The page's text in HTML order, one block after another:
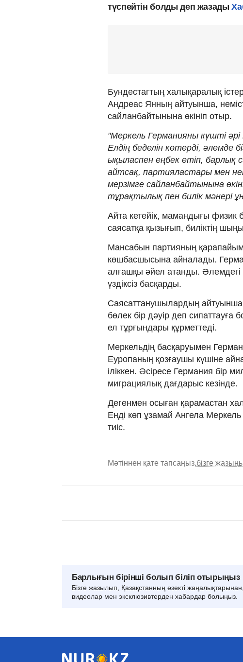
түспейтін болды деп жазады
Бундестагтың халықаралық
Андреас Янның айтуынша,
сайланбайтынына өкініп отыр.
"Меркель Германияны күшті
Елдің беделін көтерді, әлемде
ықыласпен еңбек етіп,
айтсақ, партияластары мен
мерзімге сайланбайтынына
тұрақтылық пен билік мәнері
Айта кетейік, мамандығы физик
саясатқа қызығып, биліктің
Мансабын партияның
көшбасшысына айналады.
алғашқы әйел атанды. Әлемдегі
үздіксіз басқарды.
Саясаттанушылардың айтуынша,
бөлек бір дәуір деп
ел тұрғындары құрметтеді.
Меркельдің басқаруымен
Еуропаның қозғаушы күшіне
іліккен. Әсіресе Германия бір
миграциялық дағдарыс кезінде.
Дегенмен осыған қарамастан
Енді көп ұзамай Ангела Меркель
тиіс.
Мәтіннен қате тапсаңыз,бізге
Барлығын бірінші болып біліп отырыңыз
Бізге жазылып, Қазақстанның өзекті
видеолар мен эксклюзивтерден хабардар болыңыз.